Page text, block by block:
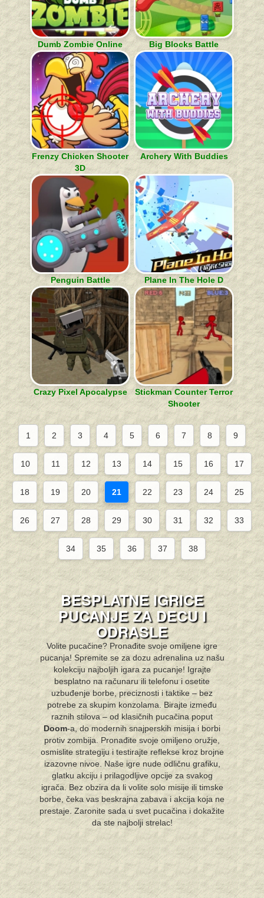
Dumb Zombie Online Big Blocks Battle
Frenzy Chicken Shooter
3D
Archery With Buddies
Penguin Battle Plane In The Hole D
Crazy Pixel Apocalypse
Stickman Counter Terror
Shooter
1 2 3 4 5 6 7 8 9
10 11 12 13 14 15 16 17
18 19 20 21 22 23 24 25
26 27 28 29 30 31 32 33
34 35 36 37 38
BESPLATNE IGRICE
PUCANJE ZA DECU I
ODRASLE
Volite pucačine? Pronađite svoje omiljene igre
pucanja! Spremite se za dozu adrenalina uz našu
kolekciju najboljih igara za pucanje! Igrajte
besplatno na računaru ili telefonu i osetite
uzbuđenje borbe, preciznosti i taktike – bez
potrebe za skupim konzolama. Birajte između
raznih stilova – od klasičnih pucačina poput
Doom-a, do modernih snajperskih misija i borbi
protiv zombija. Pronađite svoje omiljeno oružje,
osmislite strategiju i testirajte reflekse kroz brojne
izazovne nivoe. Naše igre nude odličnu grafiku,
glatku akciju i prilagodljive opcije za svakog
igrača. Bez obzira da li volite solo misije ili timske
borbe, čeka vas beskrajna zabava i akcija koja ne
prestaje. Zaronite sada u svet pucačina i dokažite
da ste najbolji strelac!